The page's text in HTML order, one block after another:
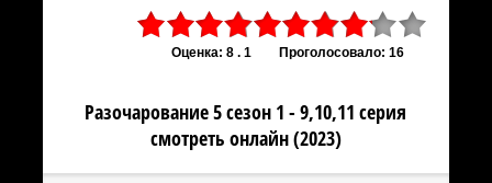
Оценка: 8 . 1 Проголосовало: 16
Разочарование 5 сезон 1 - 9,10,11 серия
смотреть онлайн (2023)